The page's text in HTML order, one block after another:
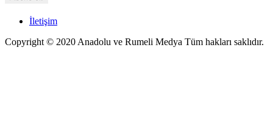
İletişim
Copyright © 2020 Anadolu ve Rumeli Medya Tüm hakları saklıdır.